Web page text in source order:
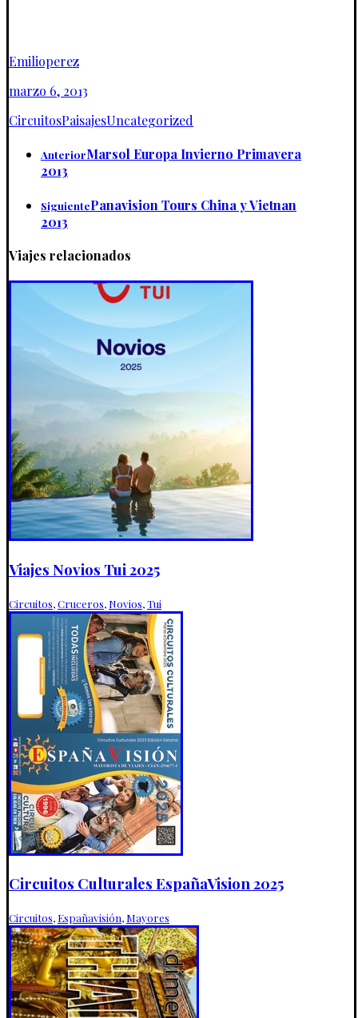
Emilioperez
marzo 6, 2013
CircuitosPaisajesUncategorized
AnteriorMarsol Europa Invierno Primavera
2013
SiguientePanavision Tours China y Vietnan
2013
Viajes relacionados
Viajes Novios Tui 2025
Circuitos,Cruceros, Novios,Tui
Circuitos Culturales EspañaVision 2025
Circuitos,Españavisión, Mayores